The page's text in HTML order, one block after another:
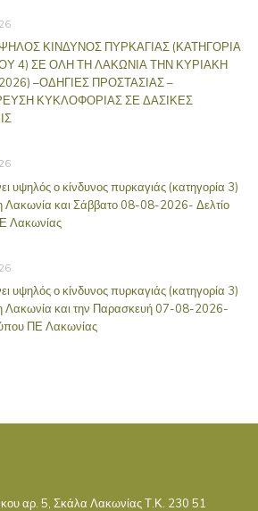
ΚΙΝΔΥΝΟΣ ΠΥΡΚΑΓΙΑΣ (ΚΑΤΗΓΟΡΙΑ
4) ΣΕ ΟΛΗ ΤΗ ΛΑΚΩΝΙΑ ΤΗΝ ΚΥΡΙΑΚΗ
–ΟΔΗΓΙΕΣ ΠΡΟΣΤΑΣΙΑΣ –
ΚΥΚΛΟΦΟΡΙΑΣ ΣΕ ΔΑΣΙΚΕΣ
υψηλός ο κίνδυνος πυρκαγιάς (κατηγορία 3)
Λακωνία και Σάββατο 08-08-2026- Δελτίο
Λακωνίας
υψηλός ο κίνδυνος πυρκαγιάς (κατηγορία 3)
Λακωνία και την Παρασκευή 07-08-2026-
ΠΕ Λακωνίας
αρ. 5, Σκάλα Λακωνίας Τ.Κ. 230 51